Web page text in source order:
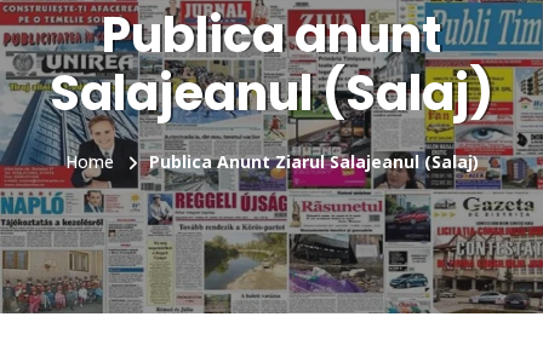
Publica anunt
Salajeanul (Salaj)
Home Publica Anunt Ziarul Salajeanul (Salaj)